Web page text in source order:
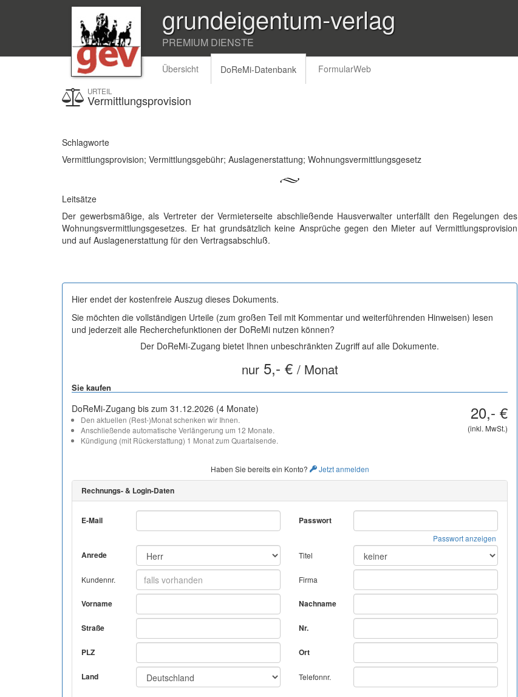
grundeigentum-verlag
PREMIUM DIENSTE
Übersicht DoReMi-Datenbank FormularWeb
URTEIL
Vermittlungsprovision
Schlagworte
Vermittlungsprovision; Vermittlungsgebühr; Auslagenerstattung; Wohnungsvermittlungsgesetz
Leitsätze
Der gewerbsmäßige, als Vertreter der Vermieterseite abschließende Hausverwalter unterfällt den Regelungen des
Wohnungsvermittlungsgesetzes. Er hat grundsätzlich keine Ansprüche gegen den Mieter auf Vermittlungsprovision
und auf Auslagenerstattung für den Vertragsabschluß.
Hier endet der kostenfreie Auszug dieses Dokuments.
Sie möchten die vollständigen Urteile (zum großen Teil mit Kommentar und weiterführenden Hinweisen) lesen
und jederzeit alle Recherchefunktionen der DoReMi nutzen können?
Der DoReMi-Zugang bietet Ihnen unbeschränkten Zugriff auf alle Dokumente.
nur5,- € / Monat
Sie kaufen
DoReMi-Zugang bis zum 31.12.2026 (4 Monate)
Den aktuellen (Rest-)Monat schenken wir Ihnen.
Anschließende automatische Verlängerung um 12 Monate.
Kündigung (mit Rückerstattung) 1 Monat zum Quartalsende.
20,- €
(inkl. MwSt.)
Haben Sie bereits ein Konto? Jetzt anmelden
Rechnungs- & Login-Daten
E-Mail Passwort
Passwort anzeigen
Anrede Titel
Kundennr. Firma
Vorname Nachname
Straße Nr.
PLZ Ort
Land Telefonnr.